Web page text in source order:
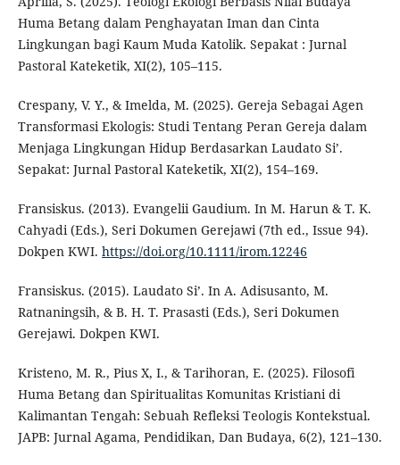
Huma Betang dalam Penghayatan Iman dan Cinta
Lingkungan bagi Kaum Muda Katolik. Sepakat : Jurnal
Pastoral Kateketik, XI(2), 105–115.
Crespany, V. Y., & Imelda, M. (2025). Gereja Sebagai Agen
Transformasi Ekologis: Studi Tentang Peran Gereja dalam
Menjaga Lingkungan Hidup Berdasarkan Laudato Si’.
Sepakat: Jurnal Pastoral Kateketik, XI(2), 154–169.
Fransiskus. (2013). Evangelii Gaudium. In M. Harun & T. K.
Cahyadi (Eds.), Seri Dokumen Gerejawi (7th ed., Issue 94).
Dokpen KWI. https://doi.org/10.1111/irom.12246
Fransiskus. (2015). Laudato Si’. In A. Adisusanto, M.
Ratnaningsih, & B. H. T. Prasasti (Eds.), Seri Dokumen
Gerejawi. Dokpen KWI.
Kristeno, M. R., Pius X, I., & Tarihoran, E. (2025). Filosofi
Huma Betang dan Spiritualitas Komunitas Kristiani di
Kalimantan Tengah: Sebuah Refleksi Teologis Kontekstual.
JAPB: Jurnal Agama, Pendidikan, Dan Budaya, 6(2), 121–130.